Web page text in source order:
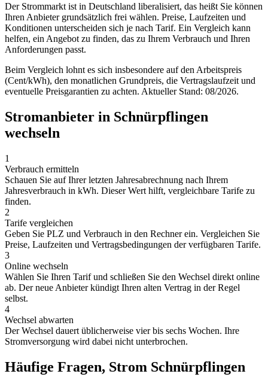
Der Strommarkt ist in Deutschland liberalisiert, das heißt Sie können
Ihren Anbieter grundsätzlich frei wählen. Preise, Laufzeiten und
Konditionen unterscheiden sich je nach Tarif. Ein Vergleich kann
helfen, ein Angebot zu finden, das zu Ihrem Verbrauch und Ihren
Anforderungen passt.
Beim Vergleich lohnt es sich insbesondere auf den Arbeitspreis
(Cent/kWh), den monatlichen Grundpreis, die Vertragslaufzeit und
eventuelle Preisgarantien zu achten. Aktueller Stand: 08/2026.
Stromanbieter in Schnürpflingen
wechseln
1
Verbrauch ermitteln
Schauen Sie auf Ihrer letzten Jahresabrechnung nach Ihrem
Jahresverbrauch in kWh. Dieser Wert hilft, vergleichbare Tarife zu
finden.
2
Tarife vergleichen
Geben Sie PLZ und Verbrauch in den Rechner ein. Vergleichen Sie
Preise, Laufzeiten und Vertragsbedingungen der verfügbaren Tarife.
3
Online wechseln
Wählen Sie Ihren Tarif und schließen Sie den Wechsel direkt online
ab. Der neue Anbieter kündigt Ihren alten Vertrag in der Regel
selbst.
4
Wechsel abwarten
Der Wechsel dauert üblicherweise vier bis sechs Wochen. Ihre
Stromversorgung wird dabei nicht unterbrochen.
Häufige Fragen, Strom Schnürpflingen